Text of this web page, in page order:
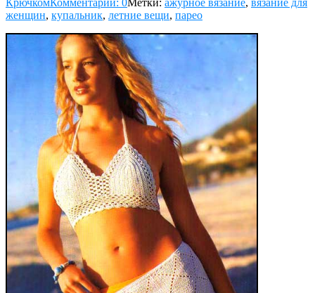
женщин, купальник, летние вещи, парео